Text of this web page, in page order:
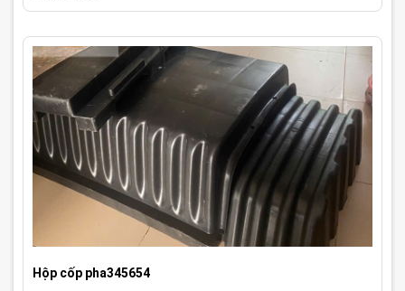
Hộp cốp pha345654